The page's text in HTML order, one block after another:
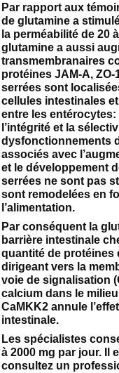
Par rapport aux
de glutamine a
la perméabilité de 20
glutamine a aussi
transmembranaires
protéines JAM-A,
serrées sont
cellules intestinales
entre les entérocytes:
l’intégrité et la
dysfonctionnements
associés avec
et le développement
serrées ne sont pas
sont remodelées en
l’alimentation.
Par conséquent la
barrière intestinale
quantité de protéines
dirigeant vers la
voie de signalisation
calcium dans le
CaMKK2 annule
intestinale.
Les spécialistes
à 2000 mg par jour. Il
consultez un